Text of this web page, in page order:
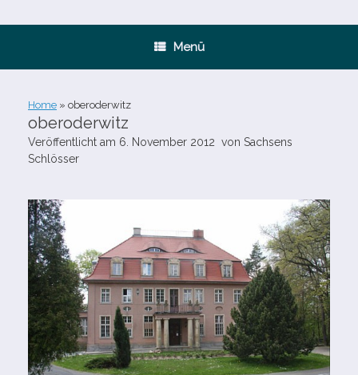
Menü
Home » oberoderwitz
oberoderwitz
Veröffentlicht am 6. November 2012 von Sachsens
Schlösser